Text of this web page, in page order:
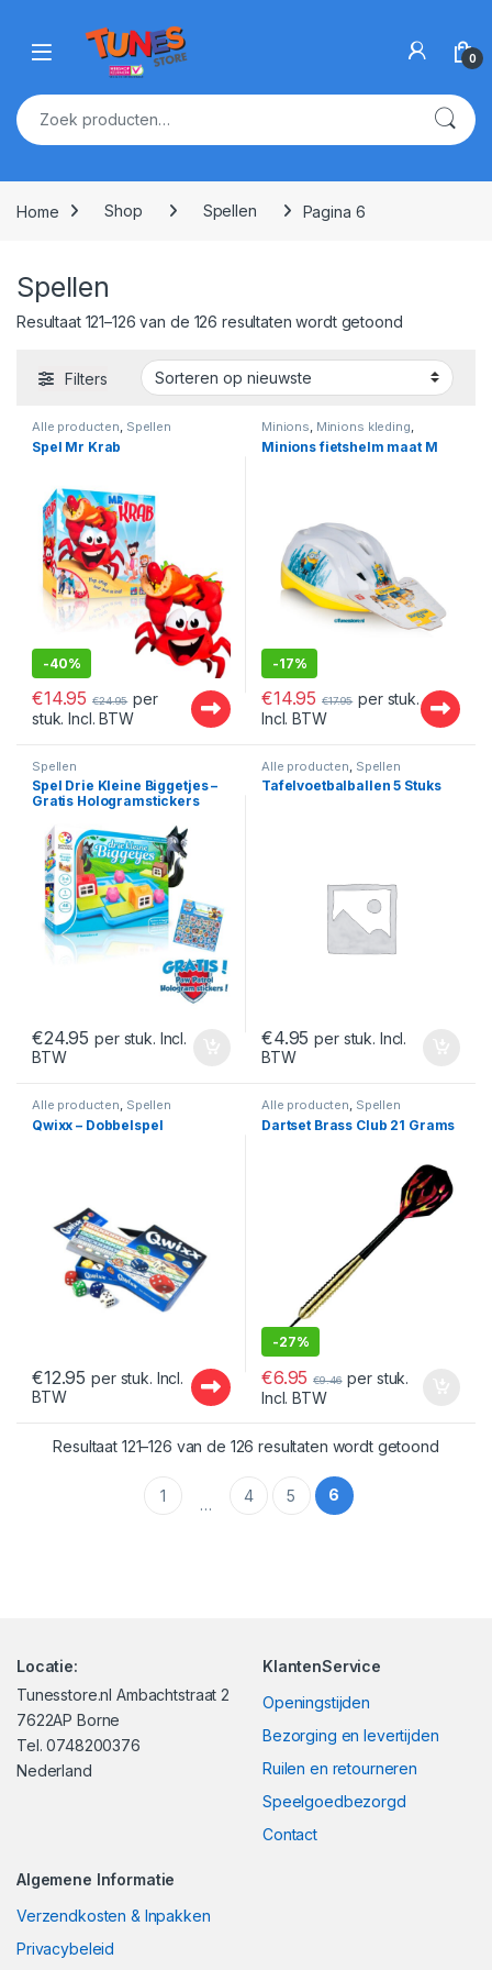
Open 0
Zoeken naar:
Home Shop Spellen Pagina 6
Spellen
Resultaat 121–126 van de 126 resultaten wordt getoondGesorteerd
Filters
Alle producten, Spellen
Spel Mr Krab
-40%
€14.95 €24.95 per
stuk. Incl. BTW
Minions, Minions kleding,
Minions overige
Minions fietshelm maat M
-17%
€14.95 €17.95 per stuk.
Incl. BTW
Spellen
Spel Drie Kleine Biggetjes –
Gratis Hologramstickers
€24.95 per stuk. Incl.
BTW
Alle producten Spellen
Tafelvoetbalballen 5 Stuks
€4.95 per stuk. Incl.
BTW
Alle producten, Spellen
Qwixx – Dobbelspel
€12.95 per stuk. Incl.
BTW
Alle producten, Spellen
Dartset Brass Club 21 Grams
-27%
€6.95 €9.46 per stuk.
Incl. BTW
Resultaat 121–126 van de 126 resultaten wordt getoond
1 … 4 5 6
Locatie:
Tunesstore.nl Ambachtstraat 2
7622AP Borne
Tel. 0748200376
Nederland
KlantenService
Openingstijden
Bezorging en levertijden
Ruilen en retourneren
Speelgoedbezorgd
Contact
Algemene Informatie
Verzendkosten & Inpakken
Privacybeleid